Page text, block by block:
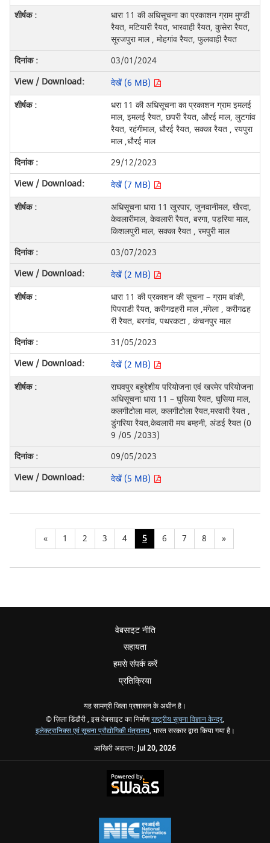
धारा 11 की अधिसूचना का प्रकाशन ग्राम मुण्डी
रैयत, मटियारी रैयत, भारवाही रैयत, कुसेरा रैयत,
सूरजपुरा माल , मोहगांव रैयत, फुलवाही रैयत
03/01/2024
देखें (6 MB)
धरा 11 की अधिसूचना का प्रकाशन ग्राम इमलई
माल, इमलई रैयत, छपरी रैयत, औरई माल, लुटगांव
रैयत, रहंगीमाल, धौरई रैयत, सक्का रैयत , रयपुरा
माल ,धौरई माल
29/12/2023
देखें (7 MB)
अधिसूचना धारा 11 खुरपार, जुनवानीमल, खैरदा,
केवलारीमाल, केवलारी रैयत, बरगा, पड़रिया माल,
किशलपुरी माल, सक्का रैयत , रमपुरी माल
03/07/2023
देखें (2 MB)
धारा 11 की प्रकाशन की सूचना – ग्राम बांकी,
पिपराडी रैयत, करीगढहरी माल ,मंगेला , करीगढह
री रैयत, बरगांव, पथरकटा , कंचनपुर माल
31/05/2023
देखें (2 MB)
राघवपुर बहुद्देशीय परियोजना एवं खरमेर परियोजना
अधिसूचना धारा 11 – घुसिया रैयत, घुसिया माल,
कलगीटोला माल, कलगीटोला रैयत,मरवारी रैयत ,
डुंगरिया रैयत,केवलारी मय बम्हनी, अंडई रैयत (0
9 /05 /2033)
09/05/2023
देखें (5 MB)
« 1 2 3 4 5 6 7 8 »
वेबसाइट नीति
सहायता
हमसे संपर्क करें
प्रतिक्रिया
यह सामग्री जिला प्रशासन के अधीन है।
© ज़िला डिंडौरी , इस वेबसाइट का निर्माणराष्ट्रीय सूचना विज्ञान केन्द्र,
इलेक्ट्रानिक्स एवं सूचना प्रौद्योगिकी मंत्रालय, भारत सरकार द्वारा किया गया है।
आखिरी अद्यतन:Jul 20, 2026